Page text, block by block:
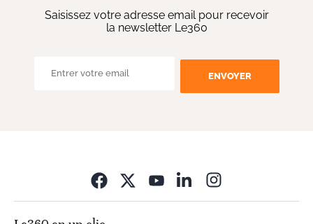
Saisissez votre adresse email pour recevoir
la newsletter Le360
ENVOYER